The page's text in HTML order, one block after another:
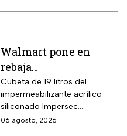
Walmart pone en
rebaja
impermeabilizante
ecológico Impersec 10
años con caucho
reciclado de 19 litros
Cubeta de 19 litros del
impermeabilizante acrílico
siliconado Impersec
formulado con hasta 60 por
06 agosto, 2026